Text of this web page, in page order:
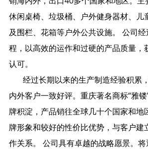
休闲桌椅、垃圾桶、户外健身器材、儿
及围栏、花箱等户外公共设施。 公司
程，以高效的运作和过硬的产品质量，
认可。
经过长期以来的生产制造经验积累
内外客户一致好评。重庆著名商标“雅
牌积淀，产品销往全球几十个国家和地
牌形象和较好的性价比优势，与客户建
作关系。 公司具有卓越的战略愿景。